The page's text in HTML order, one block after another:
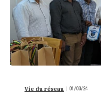
Vie du réseau | 01/03/24